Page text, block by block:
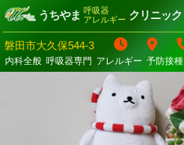
うちやま 呼吸器
アレルギー クリニック
磐田市大久保544-3
内科全般 呼吸器専門 アレルギー 予防接種